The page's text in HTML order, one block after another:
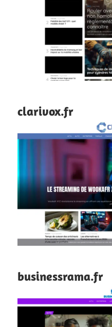
clarivox.fr
businessrama.fr